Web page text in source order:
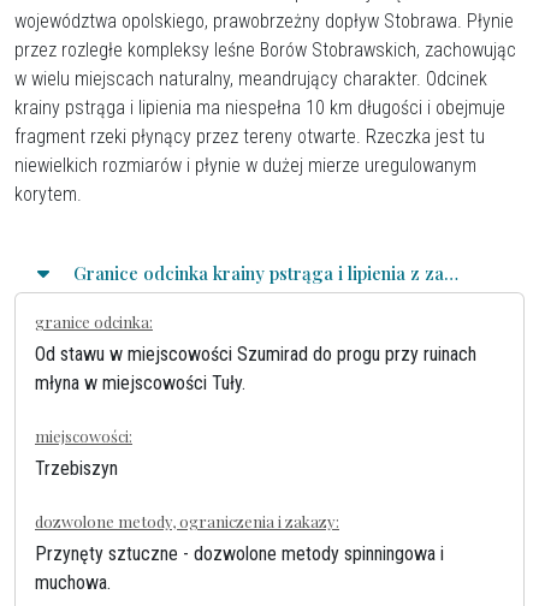
województwa opolskiego, prawobrzeżny dopływ Stobrawa. Płynie
przez rozległe kompleksy leśne Borów Stobrawskich, zachowując
w wielu miejscach naturalny, meandrujący charakter. Odcinek
krainy pstrąga i lipienia ma niespełna 10 km długości i obejmuje
fragment rzeki płynący przez tereny otwarte. Rzeczka jest tu
niewielkich rozmiarów i płynie w dużej mierze uregulowanym
korytem.
Granice odcinka krainy pstrąga i lipienia z zasadami połowu
granice odcinka:
Od stawu w miejscowości Szumirad do progu przy ruinach
młyna w miejscowości Tuły.
miejscowości:
Trzebiszyn
dozwolone metody, ograniczenia i zakazy:
Przynęty sztuczne - dozwolone metody spinningowa i
muchowa.